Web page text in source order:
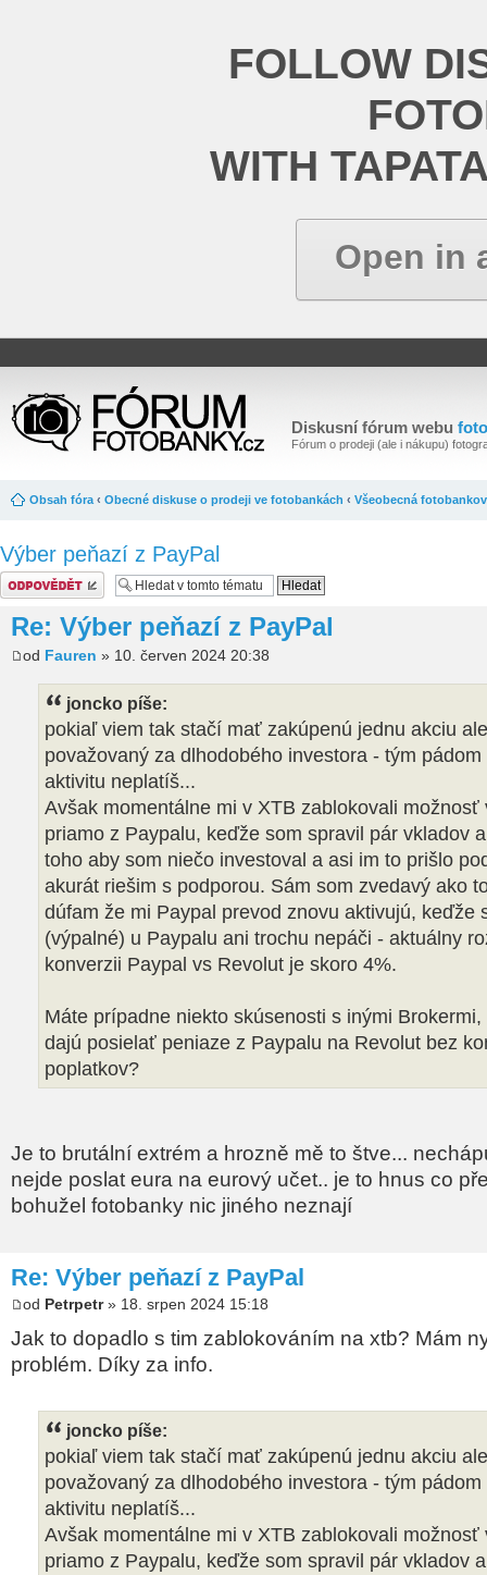
FOLLOW
WITH
Open in
Diskusní fórum webu
Fórum o prodeji (ale i nákupu)
Obsah fóra ‹ Obecné diskuse o prodeji ve fotobankách ‹ Všeobecná
Výber peňazí z PayPal
Odeslat odpověď
Re: Výber peňazí z PayPal
od Fauren » 10. červen 2024 20:38
joncko píše:
pokiaľ viem tak stačí mať zakúpenú jednu akciu
považovaný za dlhodobého investora - tým
aktivitu neplatíš...
Avšak momentálne mi v XTB zablokovali
priamo z Paypalu, keďže som spravil pár vkladov
toho aby som niečo investoval a asi im to prišlo
akurát riešim s podporou. Sám som zvedavý ako
dúfam že mi Paypal prevod znovu aktivujú, keďže
(výpalné) u Paypalu ani trochu nepáči - aktuálny
konverzii Paypal vs Revolut je skoro 4%.
Máte prípadne niekto skúsenosti s inými
dajú posielať peniaze z Paypalu na Revolut bez
poplatkov?
Je to brutální extrém a hrozně mě to štve...
nejde poslat eura na eurový učet.. je to hnus co
bohužel fotobanky nic jiného neznají
Re: Výber peňazí z PayPal
od Petrpetr» 18. srpen 2024 15:18
Jak to dopadlo s tim zablokováním na xtb? Mám
problém. Díky za info.
joncko píše:
pokiaľ viem tak stačí mať zakúpenú jednu akciu
považovaný za dlhodobého investora - tým
aktivitu neplatíš...
Avšak momentálne mi v XTB zablokovali
priamo z Paypalu, keďže som spravil pár vkladov